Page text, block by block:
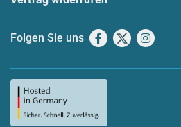
Folgen Sie uns Facebook
X